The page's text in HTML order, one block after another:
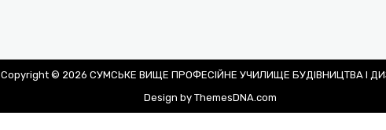
Copyright © 2026 СУМСЬКЕ ВИЩЕ ПРОФЕСІЙНЕ УЧИЛИЩЕ БУДІВНИЦТВА І
Design by ThemesDNA.com